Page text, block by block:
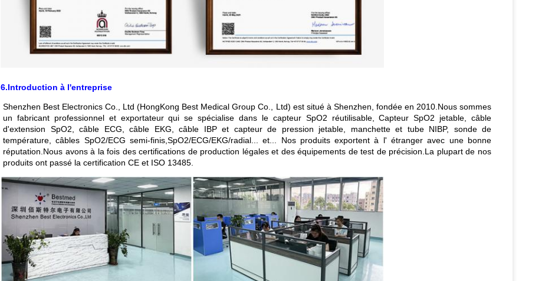
6.Introduction à l'entreprise
Shenzhen Best Electronics Co., Ltd (HongKong Best Medical Group Co., Ltd) est situé à Shenzhen, fondée en 2010.Nous sommes
un fabricant professionnel et exportateur qui se spécialise dans le capteur SpO2 réutilisable, Capteur SpO2 jetable, câble
d'extension SpO2, câble ECG, câble EKG, câble IBP et capteur de pression jetable, manchette et tube NIBP, sonde de
température, câbles SpO2/ECG semi-finis,SpO2/ECG/EKG/radial... et...
Nos produits exportent à l' étranger avec une bonne
réputation.Nous avons à la fois des certifications de production légales et des équipements de test de précision.La plupart de nos
produits ont passé la certification CE et ISO 13485.